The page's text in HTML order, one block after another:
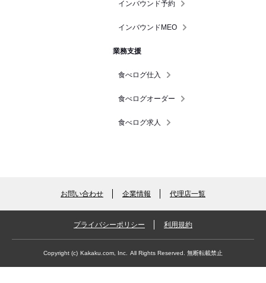
インバウンド予約
インバウンドMEO
業務支援
食べログ仕入
食べログオーダー
食べログ求人
お問い合わせ 企業情報 代理店一覧
プライバシーポリシー 利用規約
Copyright (c) Kakaku.com, Inc. All Rights Reserved. 無断転載禁止